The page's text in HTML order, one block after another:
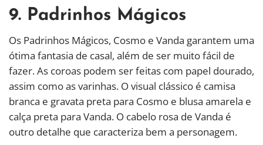
9. Padrinhos Mágicos
Os Padrinhos Mágicos, Cosmo e Vanda garantem uma
ótima fantasia de casal, além de ser muito fácil de
fazer. As coroas podem ser feitas com papel dourado,
assim como as varinhas. O visual clássico é camisa
branca e gravata preta para Cosmo e blusa amarela e
calça preta para Vanda. O cabelo rosa de Vanda é
outro detalhe que caracteriza bem a personagem.